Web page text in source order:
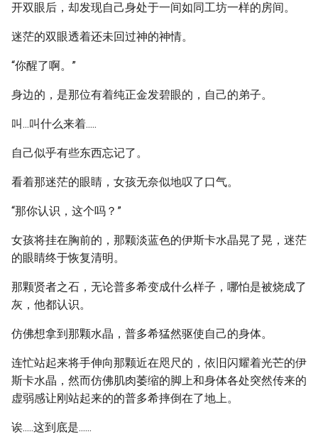
开双眼后，却发现自己身处于一间如同工坊一样的房间。
迷茫的双眼透着还未回过神的神情。
“你醒了啊。”
身边的，是那位有着纯正金发碧眼的，自己的弟子。
叫...叫什么来着.....
自己似乎有些东西忘记了。
看着那迷茫的眼睛，女孩无奈似地叹了口气。
“那你认识，这个吗？”
女孩将挂在胸前的，那颗淡蓝色的伊斯卡水晶晃了晃，迷茫
的眼睛终于恢复清明。
那颗贤者之石，无论普多希变成什么样子，哪怕是被烧成了
灰，他都认识。
仿佛想拿到那颗水晶，普多希猛然驱使自己的身体。
连忙站起来将手伸向那颗近在咫尺的，依旧闪耀着光芒的伊
斯卡水晶，然而仿佛肌肉萎缩的脚上和身体各处突然传来的
虚弱感让刚站起来的的普多希摔倒在了地上。
诶.....这到底是......